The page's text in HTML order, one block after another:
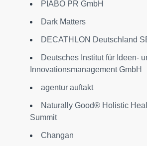
PIABO PR GmbH
Dark Matters
DECATHLON Deutschland
Deutsches Institut für Ideen-
Innovationsmanagement GmbH
agentur auftakt
Naturally Good® Holistic
Summit
Changan